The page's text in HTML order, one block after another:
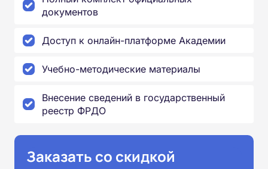
документов
Доступ к онлайн-платформе Академии
Учебно-методические материалы
Внесение сведений в государственный
реестр ФРДО
Заказать со скидкой